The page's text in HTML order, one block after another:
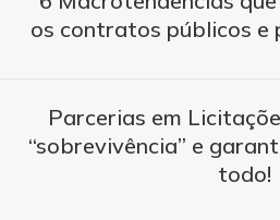
os contratos públicos e
Parcerias em
“sobrevivência” e
todo!